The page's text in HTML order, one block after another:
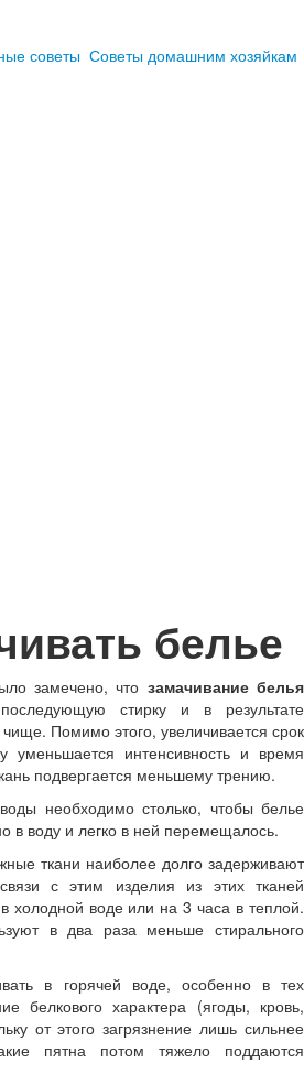
советы Советы домашним хозяйкам
белье
замечено, что замачивание белья
последующую стирку и в результате
Помимо этого, увеличивается срок
уменьшается интенсивность и время
подвергается меньшему трению.
необходимо столько, чтобы белье
в воду и легко в ней перемещалось.
ткани наиболее долго задерживают
с этим изделия из этих тканей
холодной воде или на 3 часа в теплой.
в два раза меньше стирального
в горячей воде, особенно в тех
белкового характера (ягоды, кровь,
от этого загрязнение лишь сильнее
пятна потом тяжело поддаются